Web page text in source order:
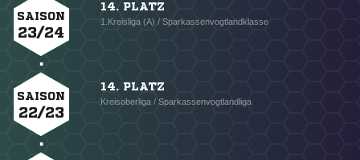
SAISON
23/24
14. PLATZ
1.Kreisliga (A) / Sparkassenvogtlandklasse
SAISON
22/23
14. PLATZ
Kreisoberliga / Sparkassenvogtlandliga